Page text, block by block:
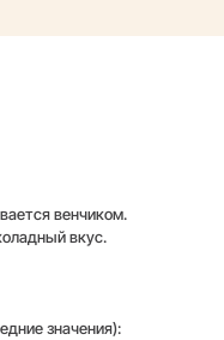
венчиком.
вкус.
значения):